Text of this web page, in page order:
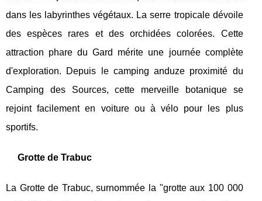
dans les labyrinthes végétaux. La serre tropicale dévoile
des espèces rares et des orchidées colorées. Cette
attraction phare du Gard mérite une journée complète
d'exploration. Depuis le camping anduze proximité du
Camping des Sources, cette merveille botanique se
rejoint facilement en voiture ou à vélo pour les plus
sportifs.
Grotte de Trabuc
La Grotte de Trabuc, surnommée la "grotte aux 100 000